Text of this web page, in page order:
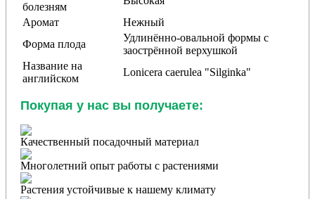
болезням
Аромат
Нежный
Форма плода
Удлинённо-овальной формы с
заострённой верхушкой
Название на
английском
Lonicera caerulea "Silginka"
Покупая у нас вы получаете:
Качественный посадочный материал
Многолетний опыт работы с растениями
Растения устойчивые к нашему климату